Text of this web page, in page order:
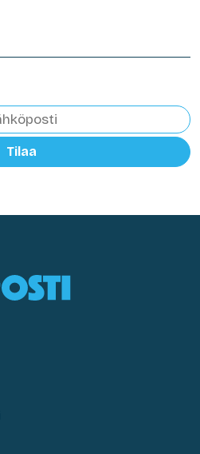
Tilaa